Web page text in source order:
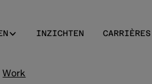
INZICHTEN CARRIÈRES
Work